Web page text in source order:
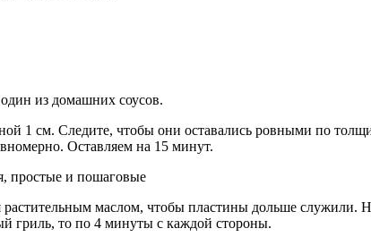
из домашних соусов.
1 см. Следите, чтобы они оставались ровными по
Оставляем на 15 минут.
маслом, чтобы пластины дольше служили.
гриль, то по 4 минуты с каждой стороны.